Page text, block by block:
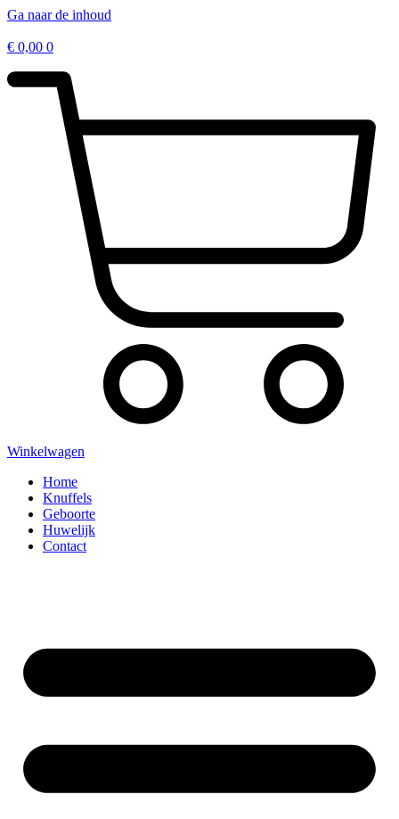
Ga naar de inhoud
€ 0,00 0
Winkelwagen
Home
Knuffels
Geboorte
Huwelijk
Contact